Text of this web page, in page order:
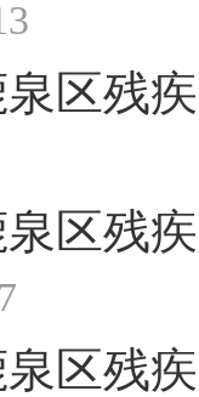
区残
区残
区残